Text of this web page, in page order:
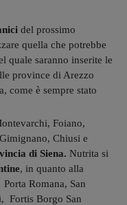
del prossimo
quella che potrebbe
quale saranno inserite le
province di Arezzo
come è sempre stato
Foiano,
Chiusi e
di Siena. Nutrita si
, in quanto alla
Romana, San
Fortis Borgo San